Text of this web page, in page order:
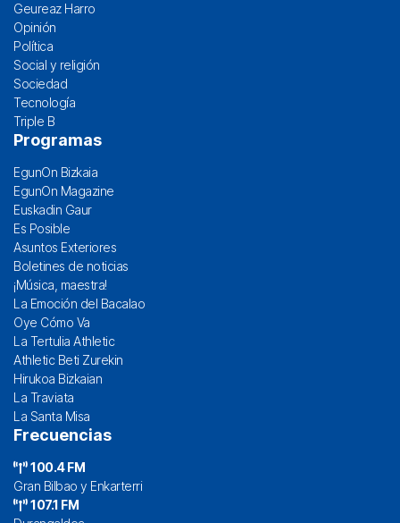
Geureaz Harro
Opinión
Política
Social y religión
Sociedad
Tecnología
Triple B
Programas
EgunOn Bizkaia
EgunOn Magazine
Euskadin Gaur
Es Posible
Asuntos Exteriores
Boletines de noticias
¡Música, maestra!
La Emoción del Bacalao
Oye Cómo Va
La Tertulia Athletic
Athletic Beti Zurekin
Hirukoa Bizkaian
La Traviata
La Santa Misa
Frecuencias
100.4 FM
Gran Bilbao y Enkarterri
107.1 FM